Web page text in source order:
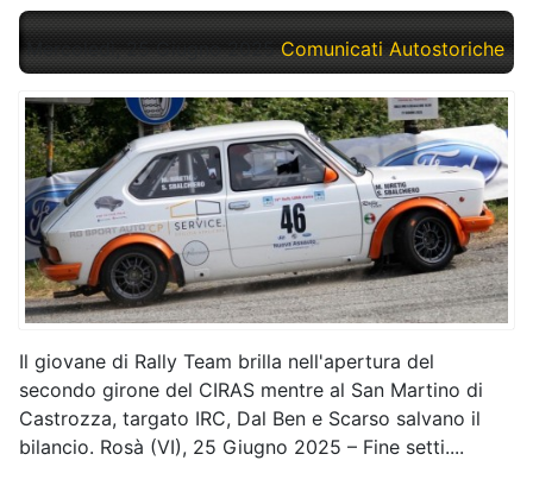
Mercoledì, 25 Giugno 2025 Comunicati Autostoriche
Il giovane di Rally Team brilla nell'apertura del
secondo girone del CIRAS mentre al San Martino di
Castrozza, targato IRC, Dal Ben e Scarso salvano il
bilancio. Rosà (VI), 25 Giugno 2025 – Fine setti....